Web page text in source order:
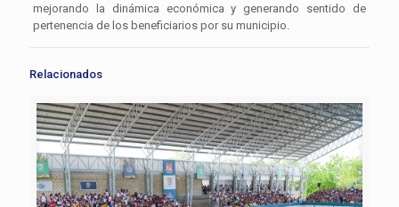
mejorando la dinámica económica y generando sentido de
pertenencia de los beneficiarios por su municipio.
Relacionados